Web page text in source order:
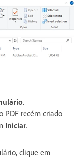
.
PDF recém criado
Iniciar.
clique em